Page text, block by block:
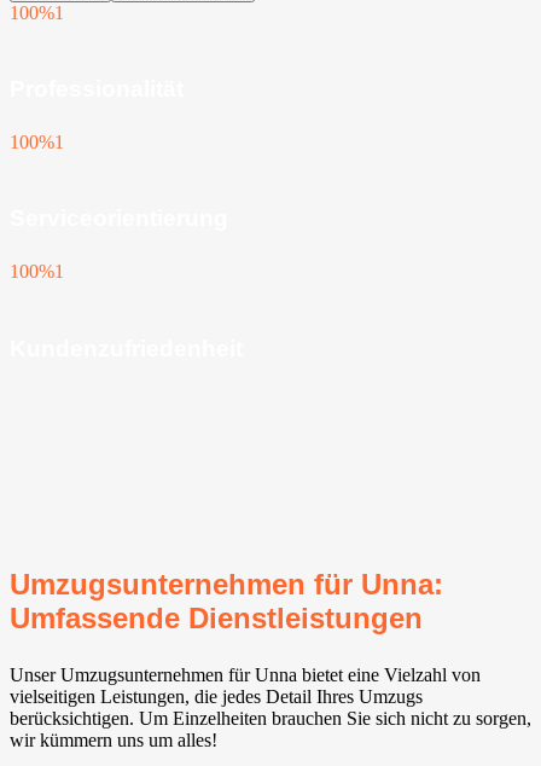
100%1
100%1
100%1
Umzugsunternehmen für Unna:
Umfassende Dienstleistungen
Unser Umzugsunternehmen für Unna bietet eine Vielzahl von
vielseitigen Leistungen, die jedes Detail Ihres Umzugs
berücksichtigen. Um Einzelheiten brauchen Sie sich nicht zu sorgen,
wir kümmern uns um alles!